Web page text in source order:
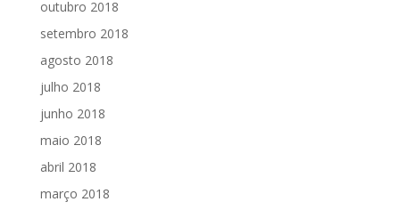
outubro 2018
setembro 2018
agosto 2018
julho 2018
junho 2018
maio 2018
abril 2018
março 2018